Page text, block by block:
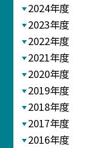
2024年度
2023年度
2022年度
2021年度
2020年度
2019年度
2018年度
2017年度
2016年度